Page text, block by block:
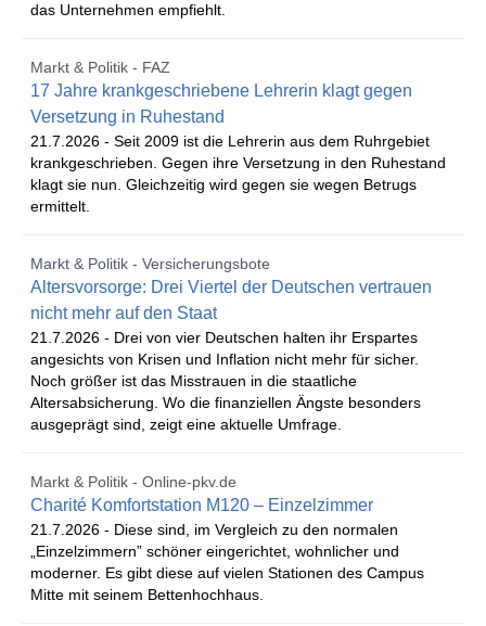
das Unternehmen empfiehlt.
Markt & Politik - FAZ
17 Jahre krankgeschriebene Lehrerin klagt gegen
Versetzung in Ruhestand
21.7.2026 - Seit 2009 ist die Lehrerin aus dem Ruhrgebiet
krankgeschrieben. Gegen ihre Versetzung in den Ruhestand
klagt sie nun. Gleichzeitig wird gegen sie wegen Betrugs
ermittelt.
Markt & Politik - Versicherungsbote
Altersvorsorge: Drei Viertel der Deutschen vertrauen
nicht mehr auf den Staat
21.7.2026 - Drei von vier Deutschen halten ihr Erspartes
angesichts von Krisen und Inflation nicht mehr für sicher.
Noch größer ist das Misstrauen in die staatliche
Altersabsicherung. Wo die finanziellen Ängste besonders
ausgeprägt sind, zeigt eine aktuelle Umfrage.
Markt & Politik - Online-pkv.de
Charité Komfortstation M120 – Einzelzimmer
21.7.2026 - Diese sind, im Vergleich zu den normalen
„Einzelzimmern” schöner eingerichtet, wohnlicher und
moderner. Es gibt diese auf vielen Stationen des Campus
Mitte mit seinem Bettenhochhaus.